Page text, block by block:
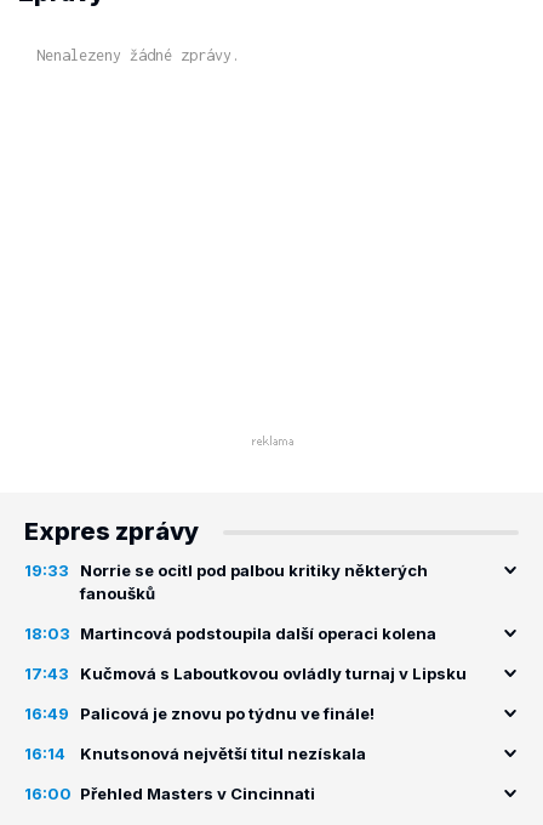
Nenalezeny žádné zprávy.
Expres zprávy
19:33
Norrie se ocitl pod palbou kritiky některých
fanoušků
18:03 Martincová podstoupila další operaci kolena
17:43 Kučmová s Laboutkovou ovládly turnaj v Lipsku
16:49 Palicová je znovu po týdnu ve finále!
16:14 Knutsonová největší titul nezískala
16:00 Přehled Masters v Cincinnati